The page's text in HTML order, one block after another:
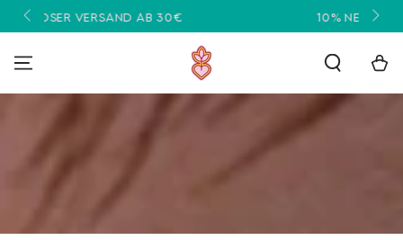
ZUM INHALT
SPRINGEN
30€ 10% NEWSLETTER RABATT